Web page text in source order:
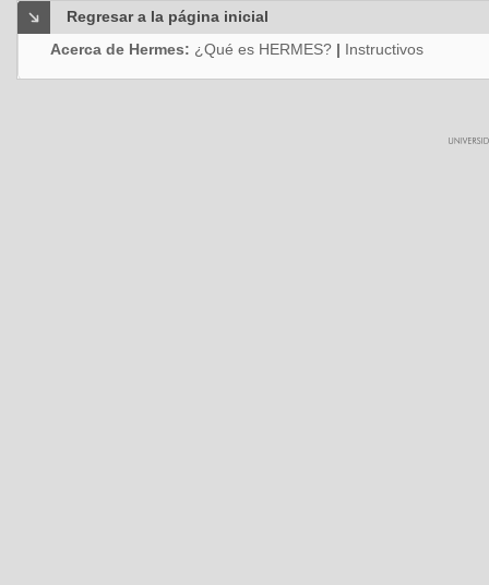
Regresar a la página inicial
Acerca de Hermes: ¿Qué es HERMES? | Instructivos